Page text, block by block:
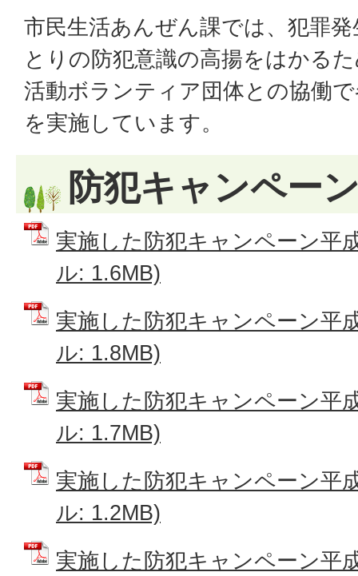
市民生活あんぜん課では、犯罪
とりの防犯意識の高揚をはかる
活動ボランティア団体との協働
を実施しています。
防犯キャンペー
実施した防犯キャンペーン平
ル: 1.6MB)
実施した防犯キャンペーン平
ル: 1.8MB)
実施した防犯キャンペーン平
ル: 1.7MB)
実施した防犯キャンペーン平
ル: 1.2MB)
実施した防犯キャンペーン平